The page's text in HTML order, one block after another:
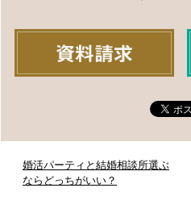
婚活パーティと結婚相談所選ぶ
ならどっちがいい？